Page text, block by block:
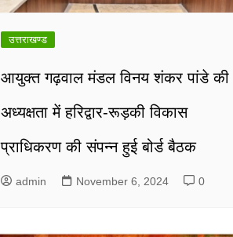
उत्तराखण्ड
आयुक्त गढ़वाल मंडल विनय शंकर पांडे की
अध्यक्षता में हरिद्वार-रूड़की विकास
प्राधिकरण की संपन्न हुई बोर्ड बैठक
admin November 6, 2024 0